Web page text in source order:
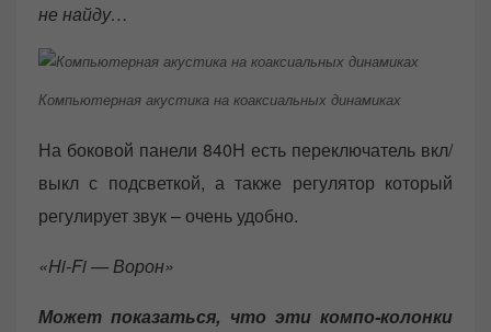
не найду…
Компьютерная акустика на коаксиальных динамиках
На боковой панели 840Н есть переключатель вкл/
выкл с подсветкой, а также регулятор который
регулирует звук – очень удобно.
«Hi-Fi — Ворон»
Может показаться, что эти компо-колонки